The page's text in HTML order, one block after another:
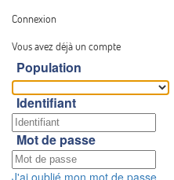
Connexion
Vous avez déjà un compte
Population
Identifiant
Mot de passe